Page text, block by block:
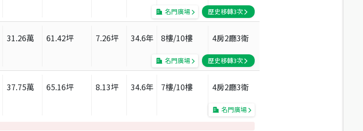
名門廣場 歷史移轉3次
31.26萬 61.42坪 7.26坪 34.6年 8樓/10樓 4房2廳3衛
名門廣場 歷史移轉3次
37.75萬 65.16坪 8.13坪 34.6年 7樓/10樓 4房2廳3衛
名門廣場